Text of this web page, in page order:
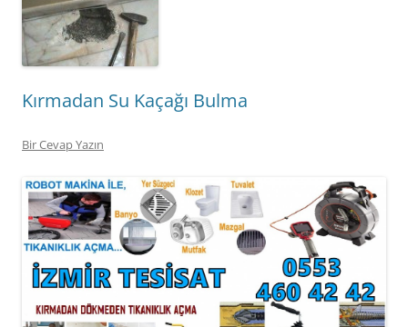
Kırmadan Su Kaçağı Bulma
Bir Cevap Yazın